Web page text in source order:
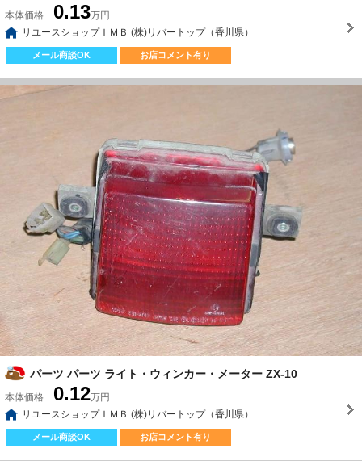
本体価格 0.13万円
リユースショップＩＭＢ (株)リバートップ（香川県）
メール商談OK お店コメント有り
パーツ パーツ ライト・ウィンカー・メーター ZX-10
本体価格 0.12万円
リユースショップＩＭＢ (株)リバートップ（香川県）
メール商談OK お店コメント有り